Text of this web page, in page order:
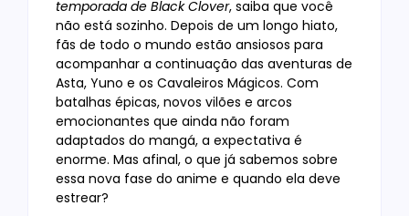
temporada de Black Clover, saiba que você
não está sozinho. Depois de um longo hiato,
fãs de todo o mundo estão ansiosos para
acompanhar a continuação das aventuras de
Asta, Yuno e os Cavaleiros Mágicos. Com
batalhas épicas, novos vilões e arcos
emocionantes que ainda não foram
adaptados do mangá, a expectativa é
enorme. Mas afinal, o que já sabemos sobre
essa nova fase do anime e quando ela deve
estrear?